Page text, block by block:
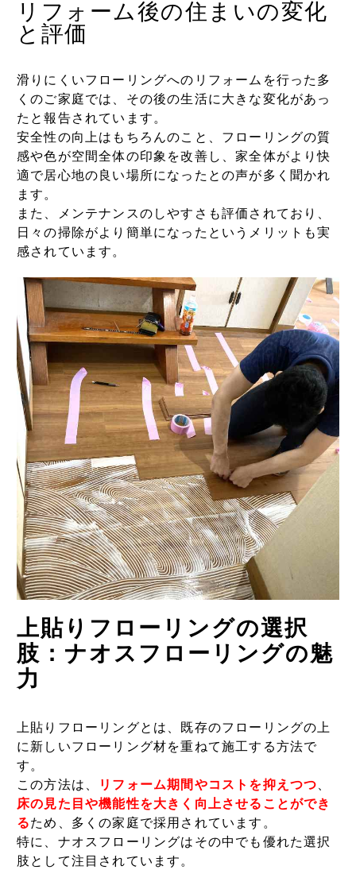
リフォーム後の住まいの変化
と評価
滑りにくいフローリングへのリフォームを行った多
くのご家庭では、その後の生活に大きな変化があっ
たと報告されています。
安全性の向上はもちろんのこと、フローリングの質
感や色が空間全体の印象を改善し、家全体がより快
適で居心地の良い場所になったとの声が多く聞かれ
ます。
また、メンテナンスのしやすさも評価されており、
日々の掃除がより簡単になったというメリットも実
感されています。
上貼りフローリングの選択
肢：ナオスフローリングの魅
力
上貼りフローリングとは、既存のフローリングの上
に新しいフローリング材を重ねて施工する方法で
す。
この方法は、
リフォーム期間やコストを抑えつつ
床の見た目や機能性を大きく向上させることができ
るため、多くの家庭で採用されています。
特に、ナオスフローリングはその中でも優れた選択
肢として注目されています。